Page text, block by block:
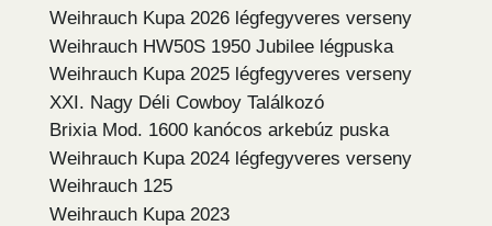
Weihrauch Kupa 2026 légfegyveres verseny
Weihrauch HW50S 1950 Jubilee légpuska
Weihrauch Kupa 2025 légfegyveres verseny
XXI. Nagy Déli Cowboy Találkozó
Brixia Mod. 1600 kanócos arkebúz puska
Weihrauch Kupa 2024 légfegyveres verseny
Weihrauch 125
Weihrauch Kupa 2023